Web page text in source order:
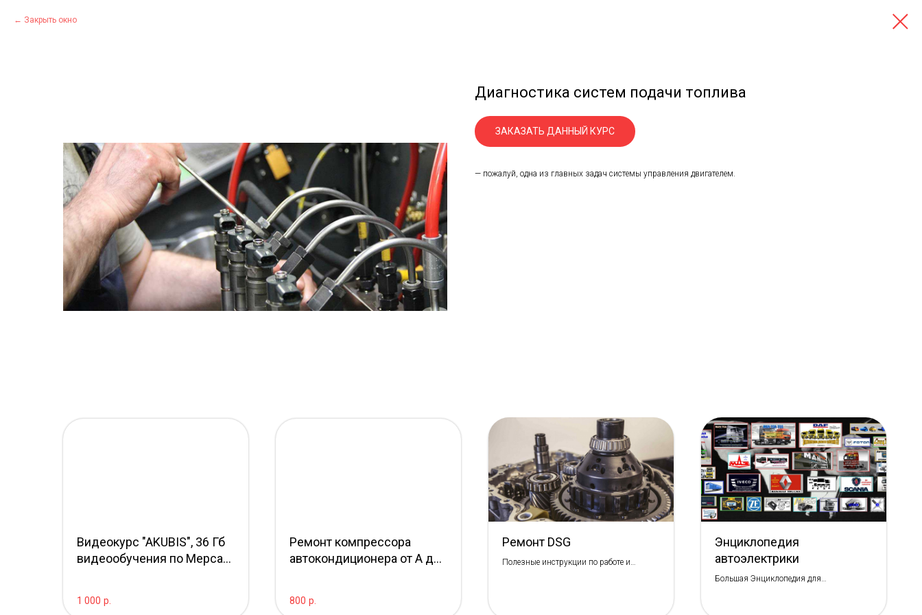
Закрыть окно
Диагностика систем подачи топлива
ЗАКАЗАТЬ ДАННЫЙ КУРС
— пожалуй, одна из главных задач системы управления двигателем.
Видеокурс "AKUBIS", 36 Гб
видеообучения по Мерсам
1 000 р.
Ремонт компрессора
автокондиционера от А до
800 р.
Ремонт DSG
Полезные инструкции по работе и
Энциклопедия
автоэлектрики
Большая Энциклопедия для